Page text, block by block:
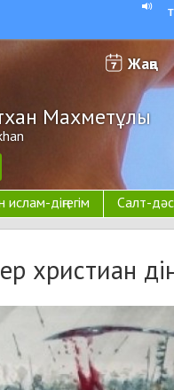
Жаңа
Махметұлы
ислам-діңгегім Салт-
христиан